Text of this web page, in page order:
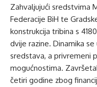
Zahvaljujući sredstvima
Federacije BiH te
konstrukcija tribina s
dvije razine. Dinamika
sredstava, a privremeni
mogućnostima.
četiri godine zbog